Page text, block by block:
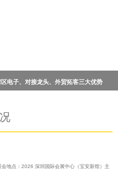
电子、对接龙头、外贸拓客三大优势
地点：2026 深圳国际会展中心（宝安新馆）主